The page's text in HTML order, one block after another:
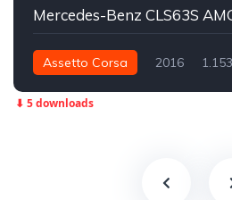
Mercedes-Benz CLS63S
Assetto Corsa 2016
⬇ 5 downloads